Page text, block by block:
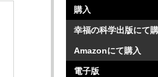
購入
幸福の科学出版にて
Amazonにて購入
電子版